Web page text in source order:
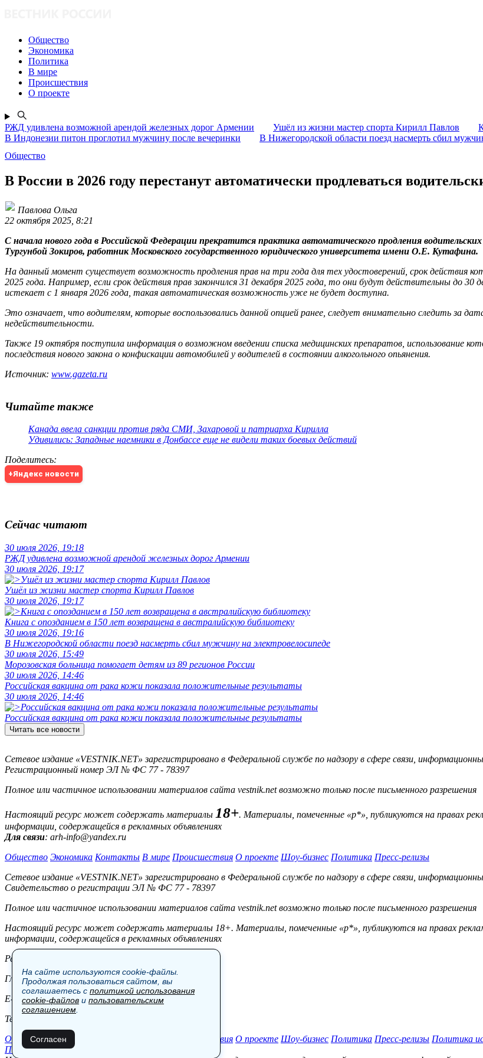
Общество
Экономика
Политика
В мире
Происшествия
О проекте
РЖД удивлена возможной арендой железных дорог Армении Ушёл из жизни мастер спорта Кирилл Павлов
В Индонезии питон проглотил мужчину после вечеринки
В Нижегородской области поезд насмерть сбил
Общество
В России в 2026 году перестанут автоматически продлеваться
Павлова Ольга
22 октября 2025, 8:21
С начала нового года в Российской Федерации прекратится практика автоматического продления
Тургунбой Зокиров, работник Московского государственного юридического университета имени О.Е. Кутафина.
На данный момент существует возможность продления прав на три года для тех удостоверений, срок действия
2025 года. Например, если срок действия прав закончился 31 декабря 2025 года, то они будут действительны до 30
истекает с 1 января 2026 года, такая автоматическая возможность уже не будет доступна.
Это означает, что водителям, которые воспользовались данной опцией ранее, следует внимательно следить за
недействительности.
Также 19 октября поступила информация о возможном введении списка медицинских препаратов,
последствия нового закона о конфискации автомобилей у водителей в состоянии алкогольного опьянения.
Источник: www.gazeta.ru
Читайте также
Канада ввела санкции против ряда СМИ, Захаровой и патриарха Кирилла
Удивились: Западные наемники в Донбассе еще не видели таких боевых действий
Поделитесь:
+Яндекс новости
Сейчас читают
30 июля 2026, 19:18
РЖД удивлена возможной арендой железных дорог Армении
30 июля 2026, 19:17
Ушёл из жизни мастер спорта Кирилл Павлов
30 июля 2026, 19:17
Книга с опозданием в 150 лет возвращена в австралийскую библиотеку
30 июля 2026, 19:16
В Нижегородской области поезд насмерть сбил мужчину на электровелосипеде
30 июля 2026, 15:49
Морозовская больница помогает детям из 89 регионов России
30 июля 2026, 14:46
Российская вакцина от рака кожи показала положительные результаты
30 июля 2026, 14:46
Российская вакцина от рака кожи показала положительные результаты
Читать все новости
Сетевое издание «VESTNIK.NET» зарегистрировано в Федеральной службе по надзору в сфере связи,
Регистрационный номер ЭЛ № ФС 77 - 78397
Полное или частичное использовании материалов сайта vestnik.net возможно только после письменного разрешения
Настоящий ресурс может содержать материалы 18+. Материалы, помеченные «р*», публикуются на правах
информации, содержащейся в рекламных объявлениях
Для связи: arh-info@yandex.ru
Общество Экономика Контакты В мире Происшествия О проекте Шоу-бизнес Политика Пресс-релизы
Сетевое издание «VESTNIK.NET» зарегистрировано в Федеральной службе по надзору в сфере связи,
Свидетельство о регистрации ЭЛ № ФС 77 - 78397
Полное или частичное использовании материалов сайта vestnik.net возможно только после письменного разрешения
Настоящий ресурс может содержать материалы 18+. Материалы, помеченные «р*», публикуются на правах
информации, содержащейся в рекламных объявлениях
Редакция:
Главный редактор: Боровов М.С.
E-mail: site@vestnik.net, reb.msk@yandex.ru
Тел.: +7 (921) 720-00-97
Общество Экономика Происшествия О проекте Шоу-бизнес Политика Пресс-релизы Политика
Пользовательское соглашение
На сайте используются cookie-файлы.
Продолжая пользоваться сайтом, вы
соглашаетесь с политикой использования
cookie-файлов и пользовательским
соглашением
Согласен